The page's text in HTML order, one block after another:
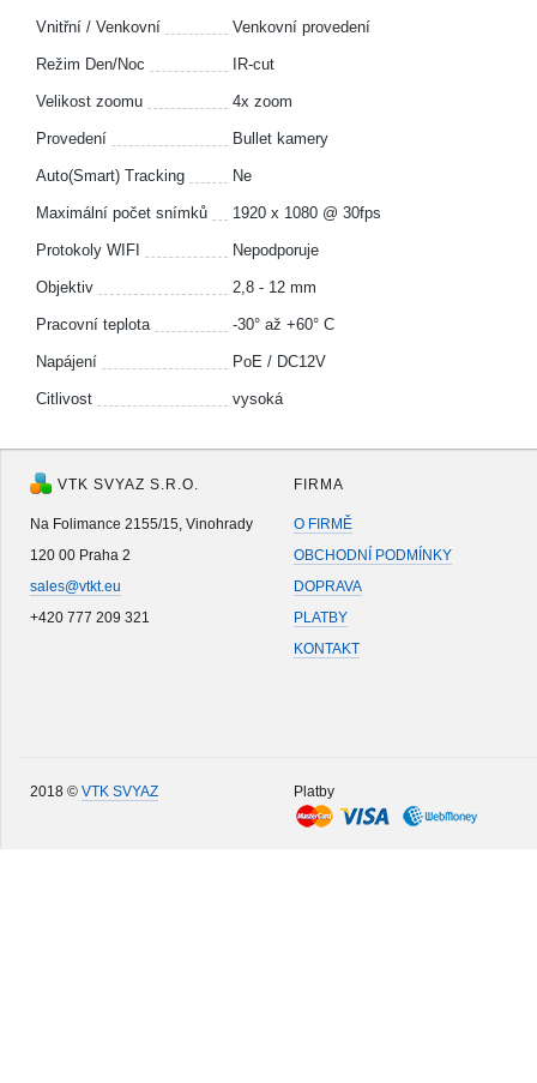
Vnitřní / Venkovní Venkovní provedení
Režim Den/Noc IR-cut
Velikost zoomu 4x zoom
Provedení Bullet kamery
Auto(Smart) Tracking Ne
Maximální počet snímků 1920 x 1080 @ 30fps
Protokoly WIFI Nepodporuje
Objektiv 2,8 - 12 mm
Pracovní teplota -30° až +60° C
Napájení PoE / DC12V
Citlivost vysoká
VTK SVYAZ S.R.O.
Na Folimance 2155/15, Vinohrady
120 00 Praha 2
sales@vtkt.eu
+420 777 209 321
FIRMA
O FIRMĚ
OBCHODNÍ PODMÍNKY
DOPRAVA
PLATBY
KONTAKT
2018 © VTK SVYAZ Platby